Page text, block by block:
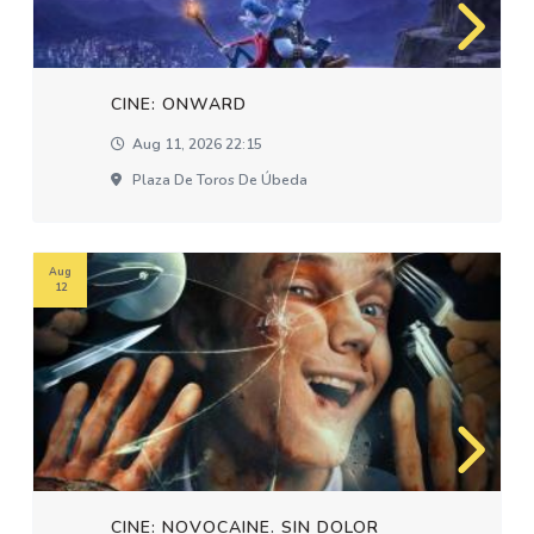
CINE: ONWARD
Aug 11, 2026 22:15
Plaza De Toros De Úbeda
CINE: NOVOCAINE. SIN DOLOR
Aug
12